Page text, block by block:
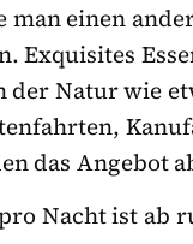
man einen
Exquisites
der Natur wie
das Angebot
Nacht ist ab